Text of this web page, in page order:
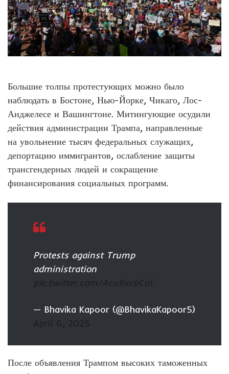
Большие толпы протестующих можно было
наблюдать в Бостоне, Нью-Йорке, Чикаго, Лос-
Анджелесе и Вашингтоне. Митингующие осудили
действия администрации Трампа, направленные
на увольнение тысяч федеральных служащих,
депортацию иммигрантов, ослабление защиты
трансгендерных людей и сокращение
финансирования социальных программ.
Protests against Trump
administration
pic.twitter.com/Acu9xcbCal
— Bhavika Kapoor (@BhavikaKapoor5)
April 6, 2025
После объявления Трампом высоких таможенных